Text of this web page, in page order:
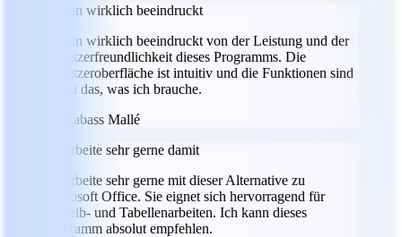
Ich bin wirklich beeindruckt
Ich bin wirklich beeindruckt von der Leistung und der
Benutzerfreundlichkeit dieses Programms. Die
Benutzeroberfläche ist intuitiv und die Funktionen sind
genau das, was ich brauche.
Labass Mallé
Ich arbeite sehr gerne damit
Ich arbeite sehr gerne mit dieser Alternative zu
Microsoft Office. Sie eignet sich hervorragend für
Schreib- und Tabellenarbeiten. Ich kann dieses
Programm absolut empfehlen.